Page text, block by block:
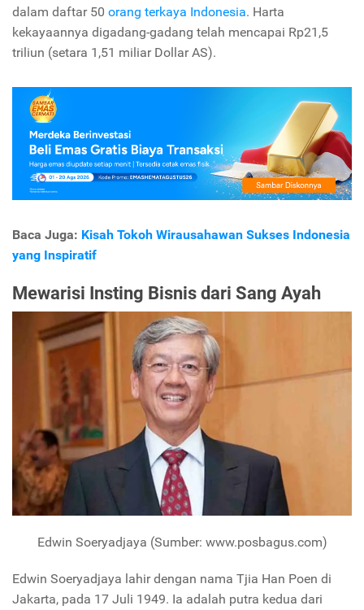
dalam daftar 50 orang terkaya Indonesia. Harta
kekayaannya digadang-gadang telah mencapai Rp21,5
triliun (setara 1,51 miliar Dollar AS).
Baca Juga: Kisah Tokoh Wirausahawan Sukses Indonesia
yang Inspiratif
Mewarisi Insting Bisnis dari Sang Ayah
Edwin Soeryadjaya (Sumber: www.posbagus.com)
Edwin Soeryadjaya lahir dengan nama Tjia Han Poen di
Jakarta, pada 17 Juli 1949. Ia adalah putra kedua dari